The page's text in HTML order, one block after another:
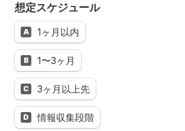
想定スケジュール
A 1ヶ月以内
B 1〜3ヶ月
C 3ヶ月以上先
D 情報収集段階